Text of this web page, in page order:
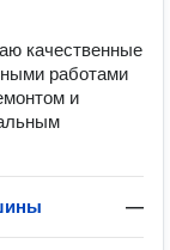
качественные
работами
и
—